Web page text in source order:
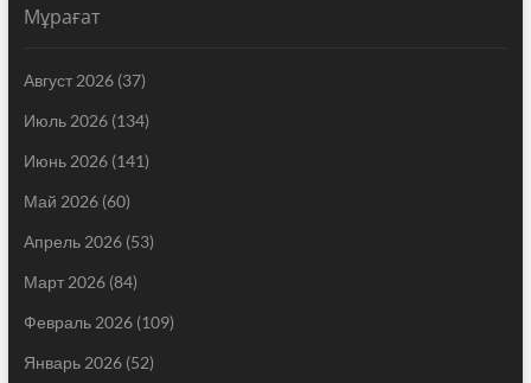
Мұрағат
Август 2026(37)
Июль 2026(134)
Июнь 2026(141)
Май 2026(60)
Апрель 2026(53)
Март 2026(84)
Февраль 2026(109)
Январь 2026(52)